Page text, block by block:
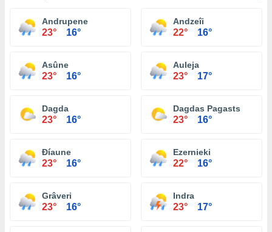
Andrupene
23° 16°
Andzeîi
22° 16°
Asûne
23° 16°
Auleja
23° 17°
Dagda
23° 16°
Dagdas Pagasts
23° 16°
Ðíaune
23° 16°
Ezernieki
22° 16°
Grâveri
23° 16°
Indra
23° 17°